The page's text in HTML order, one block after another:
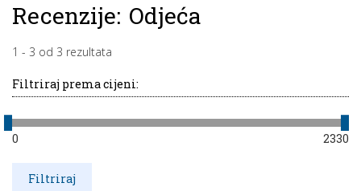
Recenzije: Odjeća
1 - 3 od 3 rezultata
Filtriraj prema cijeni:
0 2330